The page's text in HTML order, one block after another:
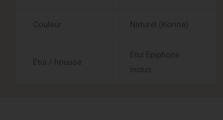
Couleur Naturel (Korina)
Étui / housse
Étui Epiphone
inclus